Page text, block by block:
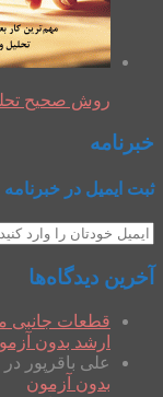
روش صحیح
خبرنامه
ثبت ایمیل در خبرنامه
آخرین دیدگاه‌ها
قطعات جانبی
ارشد بدون
علی باقرپور در
بدون آزمون